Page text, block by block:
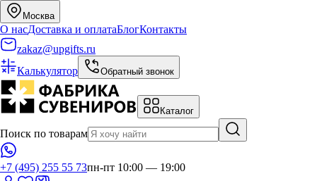
Москва
О насДоставка и оплатаБлогКонтакты
zakaz@upgifts.ru
Калькулятор
Обратный звонок
Каталог
Поиск по товарам
+7 (495) 255 55 73пн-пт 10:00 — 19:00